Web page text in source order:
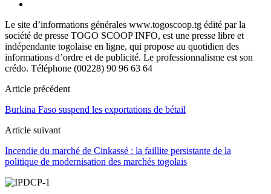
Le site d’informations générales www.togoscoop.tg édité par la
société de presse TOGO SCOOP INFO, est une presse libre et
indépendante togolaise en ligne, qui propose au quotidien des
informations d’ordre et de publicité. Le professionnalisme est son
crédo. Téléphone (00228) 90 96 63 64
Article précédent
Burkina Faso suspend les exportations de bétail
Article suivant
Incendie du marché de Cinkassé : la faillite persistante de la
politique de modernisation des marchés togolais